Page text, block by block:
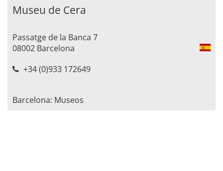
Museu de Cera
Passatge de la Banca 7
08002 Barcelona
+34 (0)933 172649
Barcelona: Museos